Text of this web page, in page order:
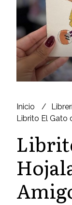
Inicio
Librito El Gato